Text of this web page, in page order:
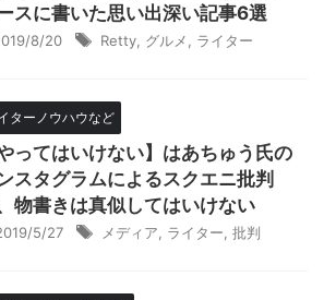
スに書いた思い出深い記事6選
8/20 Retty グルメ ライター
ターノウハウなど
やってはいけない】はあちゅう氏の
スタグラムによるスクエニ批判
物書きは真似してはいけない
5/27 メディア ライター 批判